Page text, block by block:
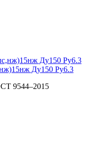
Ду150 Ру6.3
9544–2015